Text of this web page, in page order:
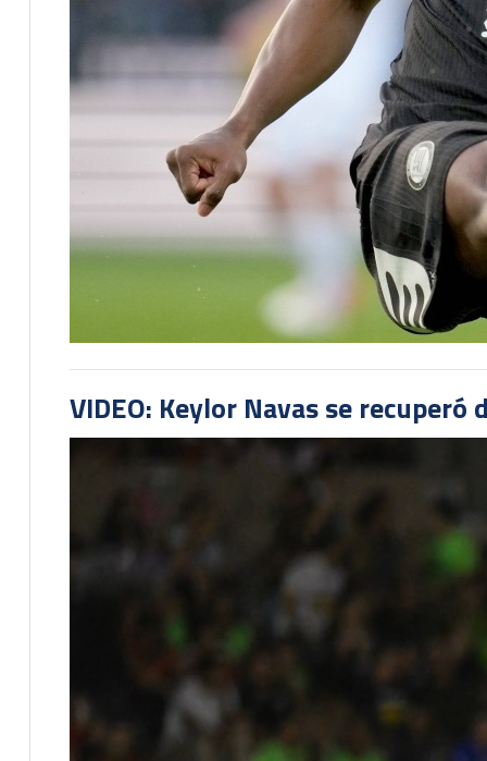
VIDEO: Keylor Navas se